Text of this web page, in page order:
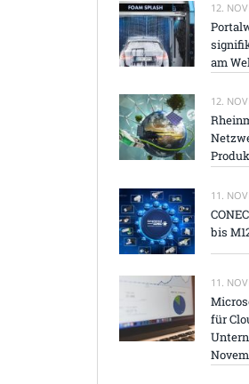
12.
am
12.
11.
bis
11.
für